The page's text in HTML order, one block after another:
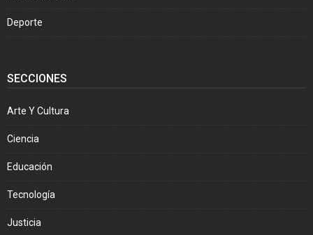
Deporte
SECCIONES
Arte Y Cultura
Ciencia
Educación
Tecnología
Justicia